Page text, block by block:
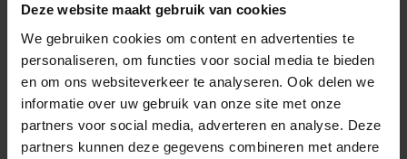
Deze website maakt gebruik van cookies
We gebruiken cookies om content en advertenties te
personaliseren, om functies voor social media te bieden
en om ons websiteverkeer te analyseren. Ook delen we
informatie over uw gebruik van onze site met onze
partners voor social media, adverteren en analyse. Deze
partners kunnen deze gegevens combineren met andere
Nieuw-Vennep enNaarden. Overal staat dezelfde
persoonlijke service en kwaliteit centraal waar wij al
jarenlang om bekendstaan.
MAAK ER EEN GEZELLIG UITJE
VAN BIJ AMSTERDAM VILLA